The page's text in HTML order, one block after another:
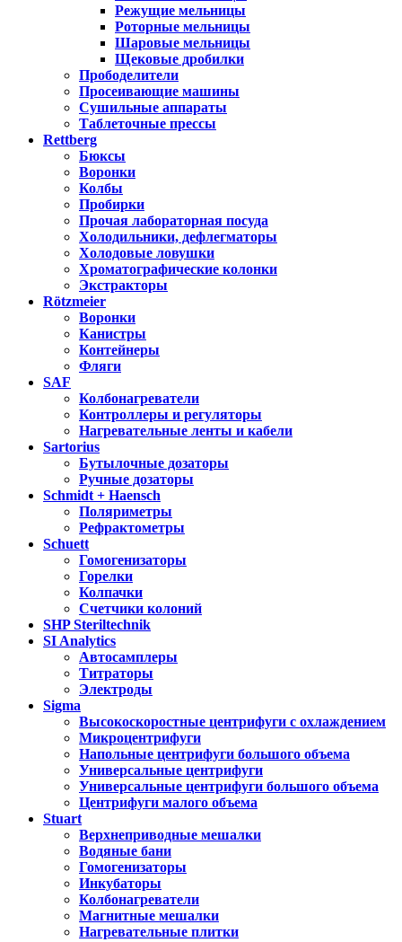
Режущие мельницы
Роторные мельницы
Шаровые мельницы
Щековые дробилки
Прободелители
Просеивающие машины
Сушильные аппараты
Таблеточные прессы
Rettberg
Бюксы
Воронки
Колбы
Пробирки
Прочая лабораторная посуда
Холодильники, дефлегматоры
Холодовые ловушки
Хроматографические колонки
Экстракторы
Rötzmeier
Воронки
Канистры
Контейнеры
Фляги
SAF
Колбонагреватели
Контроллеры и регуляторы
Нагревательные ленты и кабели
Sartorius
Бутылочные дозаторы
Ручные дозаторы
Schmidt + Haensch
Поляриметры
Рефрактометры
Schuett
Гомогенизаторы
Горелки
Колпачки
Счетчики колоний
SHP Steriltechnik
SI Analytics
Автосамплеры
Титраторы
Электроды
Sigma
Высокоскоростные центрифуги с охлаждением
Микроцентрифуги
Напольные центрифуги большого объема
Универсальные центрифуги
Универсальные центрифуги большого объема
Центрифуги малого объема
Stuart
Верхнеприводные мешалки
Водяные бани
Гомогенизаторы
Инкубаторы
Колбонагреватели
Магнитные мешалки
Нагревательные плитки